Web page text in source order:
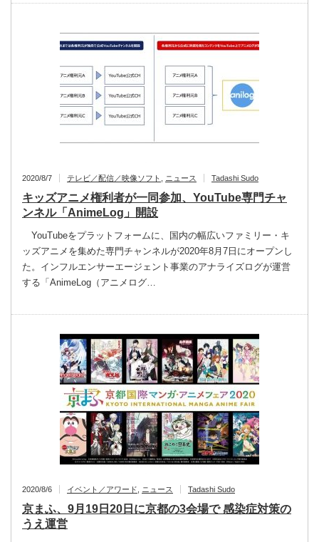
2020/8/7 テレビ／配信／映像ソフト ニュース Tadashi Sudo
キッズアニメ権利者が一同参加、YouTube専門チャ
ンネル「AnimeLog」開設
YouTubeをプラットフォームに、国内の幅広いファミリー・キ
ッズアニメを集めた専門チャンネルが2020年8月7日にオープンし
た。インフルエンサーエージェント事業のアナライズログが運営
する「AnimeLog（アニメログ…
2020/8/6 イベント／アワード ニュース Tadashi Sudo
京まふ、9月19日20日に京都の3会場で 感染症対策の
うえ運営